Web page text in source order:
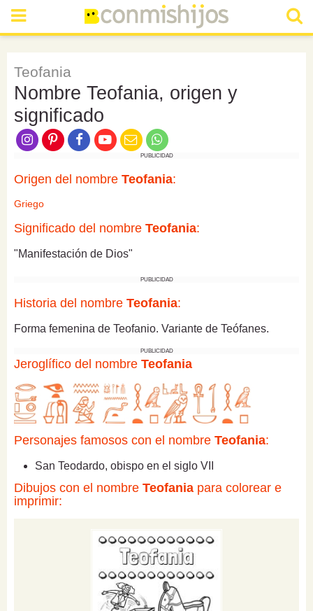
Teofania
Nombre Teofania, origen y
significado
PUBLICIDAD
Origen del nombre Teofania:
Griego
Significado del nombre Teofania:
"Manifestación de Dios"
PUBLICIDAD
Historia del nombre Teofania:
Forma femenina de Teofanio. Variante de Teófanes.
PUBLICIDAD
Jeroglífico del nombre Teofania
Personajes famosos con el nombre Teofania:
San Teodardo, obispo en el siglo VII
Dibujos con el nombre Teofania para colorear e
imprimir: